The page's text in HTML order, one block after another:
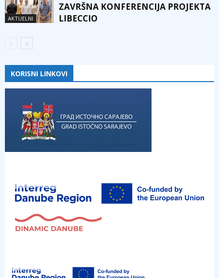
AKTUELNI
ZAVRŠNA KONFERENCIJA PROJEKTA
LIBECCIO
KORISNI LINKOVI